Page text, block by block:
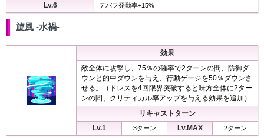
Lv.6 デバフ発動率+15%
旋風 -水禍-
効果
敵全体に攻撃し、75％の確率で2ターンの間、防御ダ
ウンと的中ダウンを与え、行動ゲージを50％ダウンさ
せる。（ドレスを4回限界突破すると味方全体に2ター
ンの間、クリティカル率アップを与える効果を追加）
リキャストターン
Lv.1
3ターン Lv.MAX 2ターン